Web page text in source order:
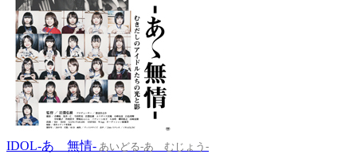
IDOL-あゝ無情- あいどる-あゝむじょう-